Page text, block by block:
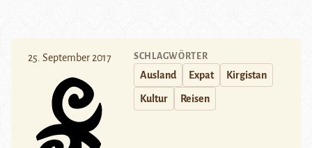
25. September 2017 SCHLAGWÖRTER
Ausland Expat Kirgistan
Kultur Reisen